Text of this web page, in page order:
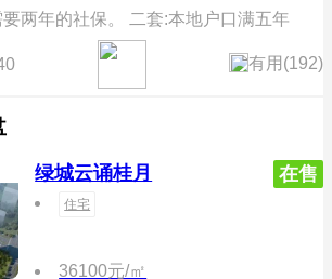
两年的社保。 二套:本地户口满五年
有用(192)
绿城云诵桂月 在售
住宅
36100元/㎡